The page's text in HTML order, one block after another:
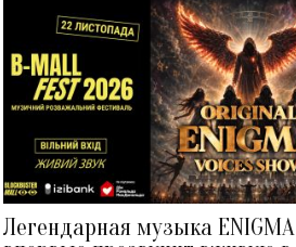
Легендарная музыка ENIGMA